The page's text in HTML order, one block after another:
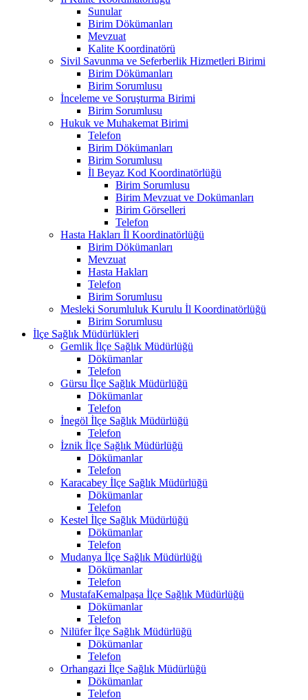
Sunular
Birim Dökümanları
Mevzuat
Kalite Koordinatörü
Sivil Savunma ve Seferberlik Hizmetleri Birimi
Birim Dökümanları
Birim Sorumlusu
İnceleme ve Soruşturma Birimi
Birim Sorumlusu
Hukuk ve Muhakemat Birimi
Telefon
Birim Dökümanları
Birim Sorumlusu
İl Beyaz Kod Koordinatörlüğü
Birim Sorumlusu
Birim Mevzuat ve Dokümanları
Birim Görselleri
Telefon
Hasta Hakları İl Koordinatörlüğü
Birim Dökümanları
Mevzuat
Hasta Hakları
Telefon
Birim Sorumlusu
Mesleki Sorumluluk Kurulu İl Koordinatörlüğü
Birim Sorumlusu
İlçe Sağlık Müdürlükleri
Gemlik İlçe Sağlık Müdürlüğü
Dökümanlar
Telefon
Gürsu İlçe Sağlık Müdürlüğü
Dökümanlar
Telefon
İnegöl İlçe Sağlık Müdürlüğü
Telefon
İznik İlçe Sağlık Müdürlüğü
Dökümanlar
Telefon
Karacabey İlçe Sağlık Müdürlüğü
Dökümanlar
Telefon
Kestel İlçe Sağlık Müdürlüğü
Dökümanlar
Telefon
Mudanya İlçe Sağlık Müdürlüğü
Dökümanlar
Telefon
MustafaKemalpaşa İlçe Sağlık Müdürlüğü
Dökümanlar
Telefon
Nilüfer İlçe Sağlık Müdürlüğü
Dökümanlar
Telefon
Orhangazi İlçe Sağlık Müdürlüğü
Dökümanlar
Telefon